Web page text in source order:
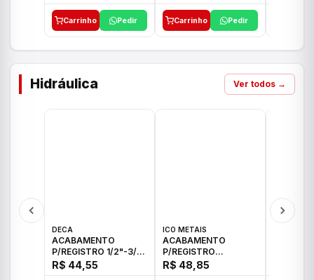
Carrinho Pedir Carrinho Pedir
Hidráulica Ver todos →
DECA
ACABAMENTO
P/REGISTRO 1/2"-3/4"
E 1"C21.PQ DECA
R$ 44,55
ICO METAIS
ACABAMENTO
P/REGISTRO
1/2"-3/4"-1" ACB M
CS 33 ICO
R$ 48,85